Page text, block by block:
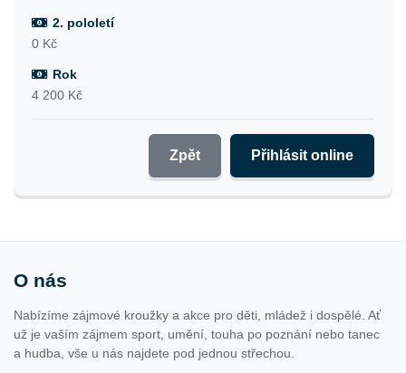
2. pololetí
0 Kč
Rok
4 200 Kč
Přihlásit online
Zpět
O nás
Nabízíme zájmové kroužky a akce pro děti, mládež i dospělé. Ať
už je vaším zájmem sport, umění, touha po poznání nebo tanec
a hudba, vše u nás najdete pod jednou střechou.